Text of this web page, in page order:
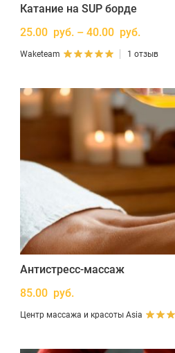
Катание на SUP борде
25.00 руб. – 40.00 руб.
Waketeam 1 отзыв
Антистресс-массаж
85.00 руб.
Центр массажа и красоты Asia